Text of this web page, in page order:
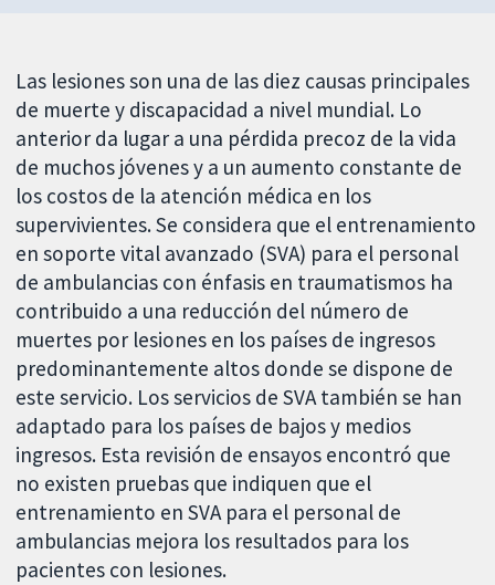
Las lesiones son una de las diez causas principales
de muerte y discapacidad a nivel mundial. Lo
anterior da lugar a una pérdida precoz de la vida
de muchos jóvenes y a un aumento constante de
los costos de la atención médica en los
supervivientes. Se considera que el entrenamiento
en soporte vital avanzado (SVA) para el personal
de ambulancias con énfasis en traumatismos ha
contribuido a una reducción del número de
muertes por lesiones en los países de ingresos
predominantemente altos donde se dispone de
este servicio. Los servicios de SVA también se han
adaptado para los países de bajos y medios
ingresos. Esta revisión de ensayos encontró que
no existen pruebas que indiquen que el
entrenamiento en SVA para el personal de
ambulancias mejora los resultados para los
pacientes con lesiones.